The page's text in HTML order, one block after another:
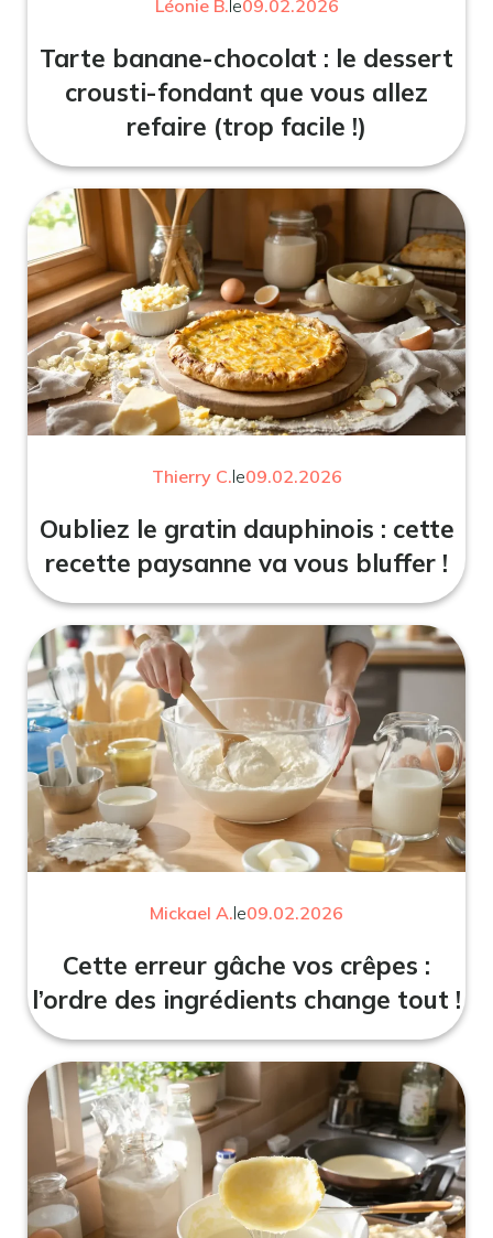
Léonie B.le09.02.2026
Tarte banane-chocolat : le dessert
crousti-fondant que vous allez
refaire (trop facile !)
Thierry C.le09.02.2026
Oubliez le gratin dauphinois : cette
recette paysanne va vous bluffer !
Mickael A.le09.02.2026
Cette erreur gâche vos crêpes :
l’ordre des ingrédients change tout !